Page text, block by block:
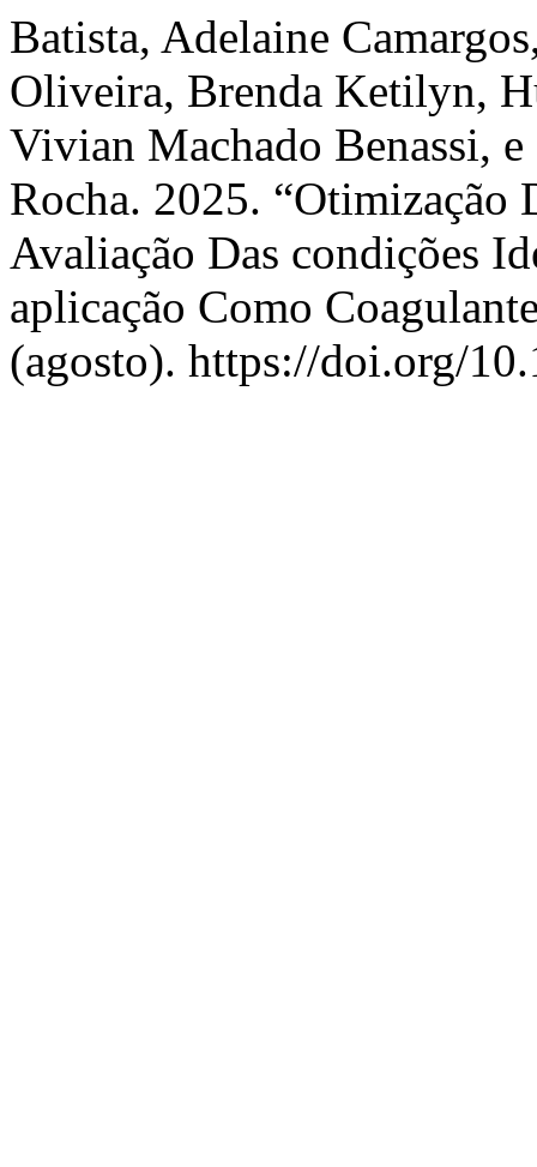
Batista, Adelaine
Oliveira, Brenda Ketilyn,
Vivian Machado Benassi,
Rocha. 2025.
Avaliação Das condições
aplicação Como
(agosto). https://doi.org/